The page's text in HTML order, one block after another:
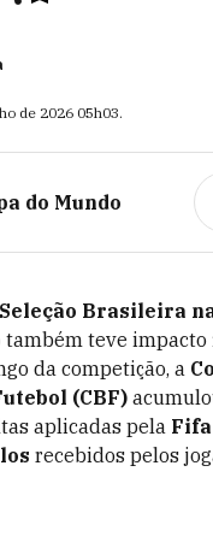
de 2026 05h03.
do Mundo
Seleção Brasileira
também teve
da competição, a
(CBF)
aplicadas pela Fifa
recebidos pelos